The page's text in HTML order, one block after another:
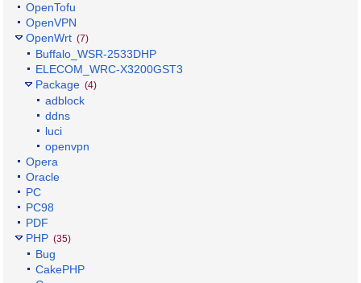
OpenTofu
OpenVPN
OpenWrt (7)
Buffalo_WSR-2533DHP
ELECOM_WRC-X3200GST3
Package (4)
adblock
ddns
luci
openvpn
Opera
Oracle
PC
PC98
PDF
PHP (35)
Bug
CakePHP